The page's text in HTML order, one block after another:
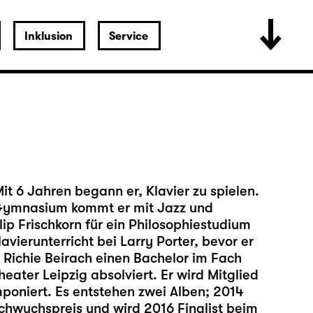
Inklusion Service
6 Jahren begann er, Klavier zu spielen.
kommt er mit Jazz und
Frischkorn für ein Philosophiestudium
bei Larry Porter, bevor er
Beirach einen Bachelor im Fach
Leipzig absolviert. Er wird Mitglied
Es entstehen zwei Alben; 2014
und wird 2016 Finalist beim